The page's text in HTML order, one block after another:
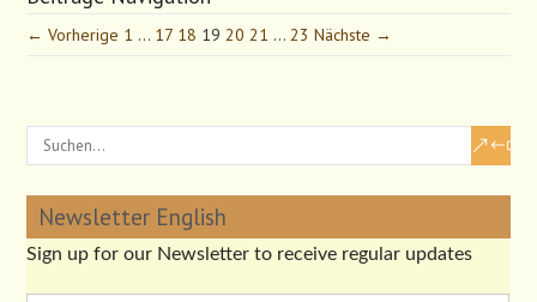
← Vorherige 1 … 17 18 19 20 21 … 23 Nächste →
Newsletter English